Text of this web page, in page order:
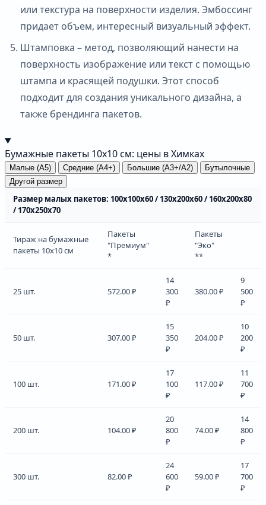
или текстура на поверхности изделия. Эмбоссинг
придает объем, интересный визуальный эффект.
Штамповка – метод, позволяющий нанести на
поверхность изображение или текст с помощью
штампа и красящей подушки. Этот способ
подходит для создания уникального дизайна, а
также брендинга пакетов.
Бумажные пакеты 10х10 см: цены в Химках
Малые (А5) Средние (А4+) Большие (А3+/А2)
Бутылочные
Другой размер
Размер малых пакетов: 100х100х60 / 130х200х60 / 160х200х80
/ 170х250х70
Тираж на бумажные
пакеты 10х10 см
Пакеты
"Премиум"
*
Пакеты
"Эко"
**
25 шт. 572.00 ₽
14
300
₽
380.00 ₽
9
500
₽
50 шт. 307.00 ₽
15
350
₽
204.00 ₽
10
200
₽
100 шт. 171.00 ₽
17
100
₽
117.00 ₽
11
700
₽
200 шт. 104.00 ₽
20
800
₽
74.00 ₽
14
800
₽
300 шт. 82.00 ₽
24
600
₽
59.00 ₽
17
700
₽